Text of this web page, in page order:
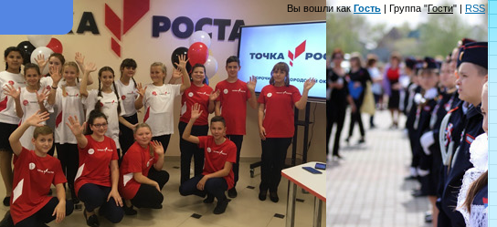
Вы вошли какГость | Группа "Гости" | RSS